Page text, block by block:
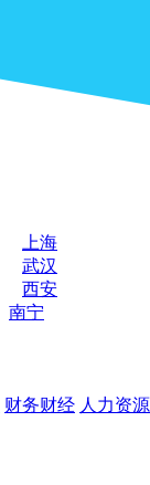
上海
武汉
西安
南宁
财务财经 人力资源